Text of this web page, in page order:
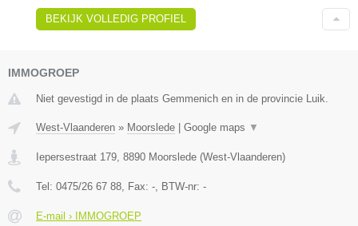
BEKIJK VOLLEDIG PROFIEL
IMMOGROEP
Niet gevestigd in de plaats Gemmenich en in de provincie Luik.
West-Vlaanderen » Moorslede | Google maps ▼
Iepersestraat 179 8890 Moorslede (West-Vlaanderen)
Tel: 0475/26 67 88 , Fax: - , BTW-nr: -
E-mail › IMMOGROEP